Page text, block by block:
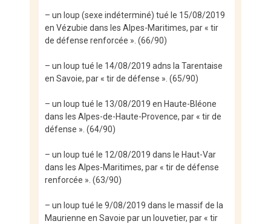
– un loup (sexe indéterminé) tué le 15/08/2019
en Vézubie dans les Alpes-Maritimes, par « tir
de défense renforcée ». (66/90)
– un loup tué le 14/08/2019 adns la Tarentaise
en Savoie, par « tir de défense ». (65/90)
– un loup tué le 13/08/2019 en Haute-Bléone
dans les Alpes-de-Haute-Provence, par « tir de
défense ». (64/90)
– un loup tué le 12/08/2019 dans le Haut-Var
dans les Alpes-Maritimes, par « tir de défense
renforcée ». (63/90)
– un loup tué le 9/08/2019 dans le massif de la
Maurienne en Savoie par un louvetier, par « tir